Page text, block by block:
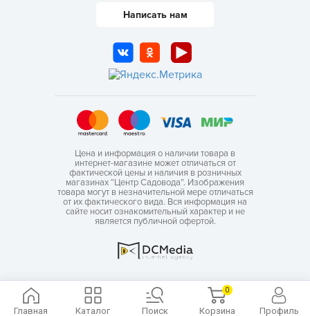
Главная Каталог Поиск
0
Корзина Профиль
Написать нам
Цена и информация о наличии товара в
интернет-магазине может отличаться от
фактической цены и наличия в розничных
магазинах “Центр Садовода”. Изображения
товара могут в незначительной мере отличаться
от их фактического вида. Вся информация на
сайте носит ознакомительный характер и не
является публичной офертой.